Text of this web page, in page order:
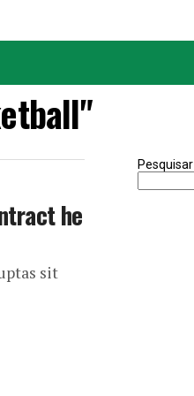
he
sit
Pesquisar